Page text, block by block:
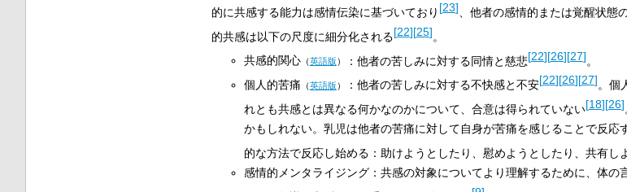
的に共感する能力は感情伝染に基づいており [23] 、他者の感情的または覚醒状態
的共感は以下の尺度に細分化される[22][25]。
共感的関心（英語版） ：他者の苦しみに対する同情と慈悲[22][26][27]。
個人的苦痛 （英語版） ：他者の苦しみに対する不快感と不安[22][26][27]。個
れとも共感とは異なる何かなのかについて、合意は得られていない[18][26]
かもしれない。乳児は他者の苦痛に対して自身が苦痛を感じることで反応
的な方法で反応し始める：助けようとしたり、慰めようとしたり、共有し
感情的メンタライジング：共感の対象についてより理解するために、体の